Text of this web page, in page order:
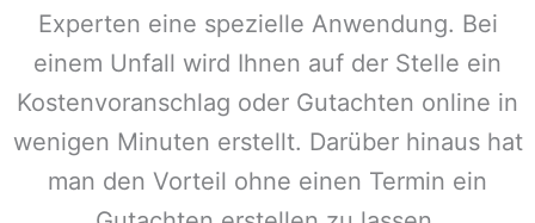
Experten eine spezielle Anwendung. Bei
einem Unfall wird Ihnen auf der Stelle ein
Kostenvoranschlag oder Gutachten online in
wenigen Minuten erstellt. Darüber hinaus hat
man den Vorteil ohne einen Termin ein